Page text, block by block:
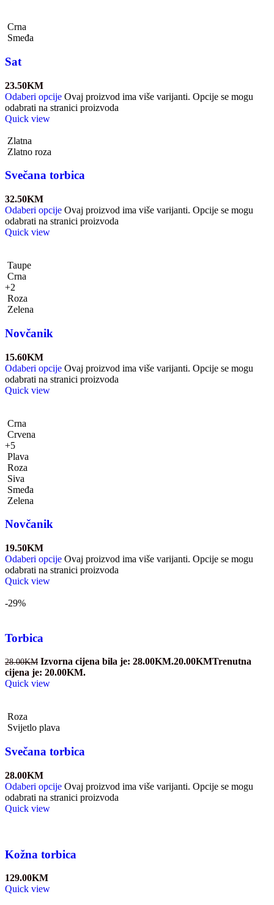
Crna
Smeđa
Sat
23.50KM
Odaberi opcije Ovaj proizvod ima više varijanti. Opcije se mogu
odabrati na stranici proizvoda
Quick view
Zlatna
Zlatno roza
Svečana torbica
32.50KM
Odaberi opcije Ovaj proizvod ima više varijanti. Opcije se mogu
odabrati na stranici proizvoda
Quick view
Taupe
Crna
+2
Roza
Zelena
Novčanik
15.60KM
Odaberi opcije Ovaj proizvod ima više varijanti. Opcije se mogu
odabrati na stranici proizvoda
Quick view
Crna
Crvena
+5
Plava
Roza
Siva
Smeđa
Zelena
Novčanik
19.50KM
Odaberi opcije Ovaj proizvod ima više varijanti. Opcije se mogu
odabrati na stranici proizvoda
Quick view
-29%
Torbica
28.00KM Izvorna cijena bila je: 28.00KM.20.00KMTrenutna
cijena je: 20.00KM.
Quick view
Roza
Svijetlo plava
Svečana torbica
28.00KM
Odaberi opcije Ovaj proizvod ima više varijanti. Opcije se mogu
odabrati na stranici proizvoda
Quick view
Kožna torbica
129.00KM
Quick view